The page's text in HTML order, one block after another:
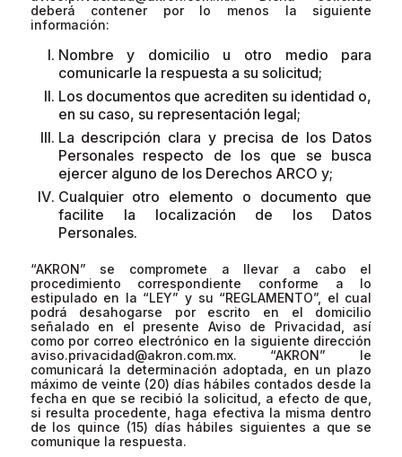
deberá contener por lo menos la siguiente
información:
Nombre y domicilio u otro medio para
comunicarle la respuesta a su solicitud;
Los documentos que acrediten su identidad o,
en su caso, su representación legal;
La descripción clara y precisa de los Datos
Personales respecto de los que se busca
ejercer alguno de los Derechos ARCO y;
Cualquier otro elemento o documento que
facilite la localización de los Datos
Personales.
“AKRON” se compromete a llevar a cabo el
procedimiento correspondiente conforme a lo
estipulado en la “LEY” y su “REGLAMENTO”, el cual
podrá desahogarse por escrito en el domicilio
señalado en el presente Aviso de Privacidad, así
como por correo electrónico en la siguiente dirección
aviso.privacidad@akron.com.mx. “AKRON” le
comunicará la determinación adoptada, en un plazo
máximo de veinte (20) días hábiles contados desde la
fecha en que se recibió la solicitud, a efecto de que,
si resulta procedente, haga efectiva la misma dentro
de los quince (15) días hábiles siguientes a que se
comunique la respuesta.